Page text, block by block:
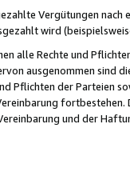
Vergütungen
wird
alle Rechte und
ausgenommen sind
Pflichten der Parteien
und der